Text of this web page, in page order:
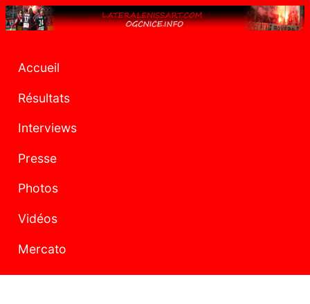
Accueil
Résultats
Interviews
Presse
Photos
Vidéos
Mercato